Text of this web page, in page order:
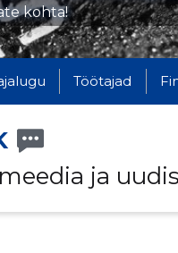
kohta!
Töötajad
ja